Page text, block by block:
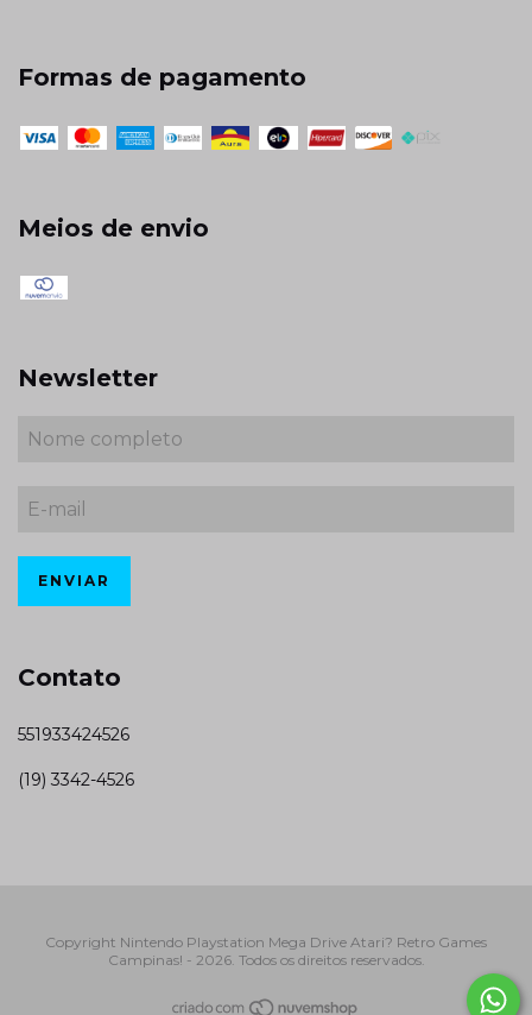
Formas de pagamento
Meios de envio
Newsletter
Contato
551933424526
(19) 3342-4526
Copyright Nintendo Playstation Mega Drive Atari? Retro Games
Campinas! - 2026. Todos os direitos reservados.